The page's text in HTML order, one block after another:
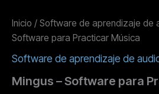
Inicio / Software de aprendizaje de
Software para Practicar Música
Software de aprendizaje de
Mingus – Software para